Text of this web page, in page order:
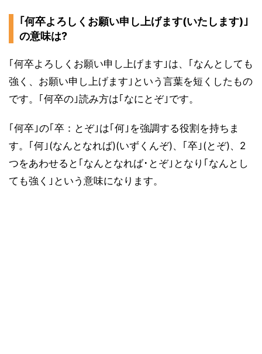
｢何卒よろしくお願い申し上げます(いたします)｣
の意味は?
｢何卒よろしくお願い申し上げます｣は、｢なんとしても
強く、お願い申し上げます｣という言葉を短くしたもの
です。｢何卒の｣読み方は｢なにとぞ｣です。
｢何卒｣の｢卒：とぞ｣は｢何｣を強調する役割を持ちま
す。｢何｣(なんとなれば)(いずくんぞ)、｢卒｣(とぞ)、2
つをあわせると｢なんとなれば･とぞ｣となり｢なんとし
ても強く｣という意味になります。